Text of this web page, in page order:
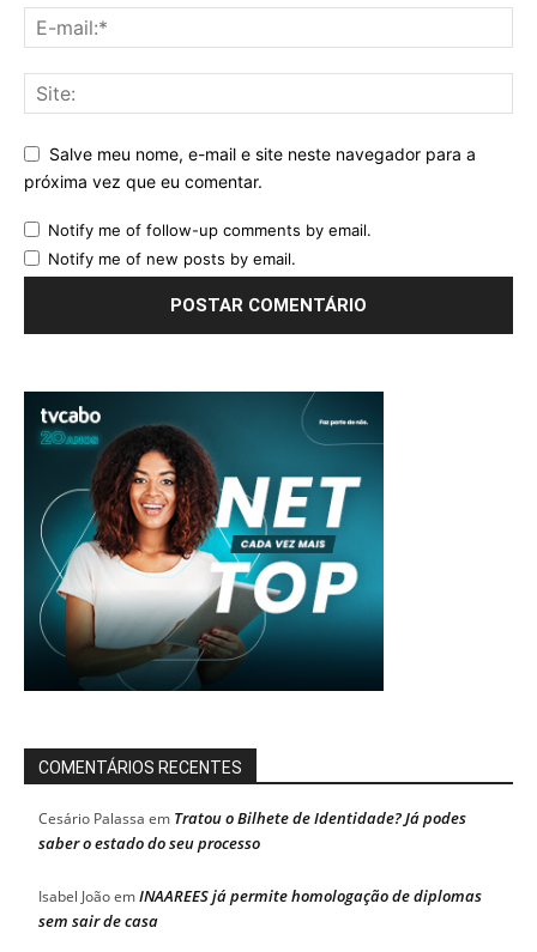
Salve meu nome, e-mail e site neste navegador para a
próxima vez que eu comentar.
Notify me of follow-up comments by email.
Notify me of new posts by email.
COMENTÁRIOS RECENTES
Cesário Palassa em Tratou o Bilhete de Identidade? Já podes
saber o estado do seu processo
Isabel JoãoemINAAREES já permite homologação de diplomas
sem sair de casa